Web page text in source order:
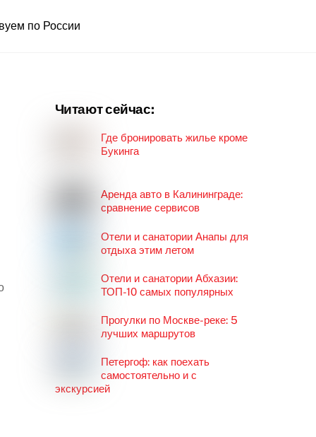
по России
Читают сейчас:
Где бронировать жилье кроме
Букинга
Аренда авто в Калининграде:
сравнение сервисов
Отели и санатории Анапы для
отдыха этим летом
Отели и санатории Абхазии:
ТОП-10 самых популярных
Прогулки по Москве-реке: 5
лучших маршрутов
Петергоф: как поехать
самостоятельно и с
экскурсией